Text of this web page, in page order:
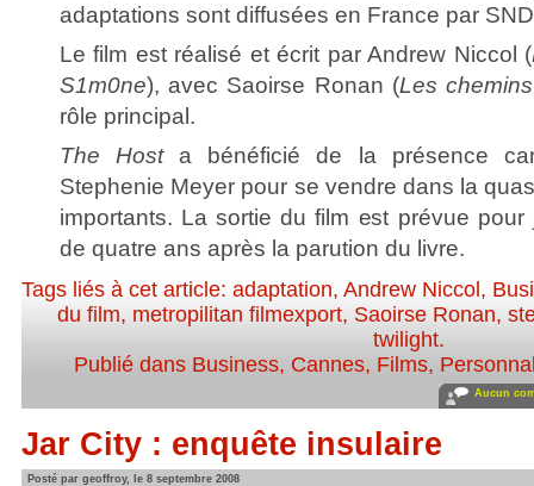
adaptations sont diffusées en France par
Le film est réalisé et écrit par Andrew Niccol (
S1m0ne), avec Saoirse Ronan (Les
rôle principal.
The Hosta bénéficié de la présence
Stephenie Meyer pour se vendre dans la
importants. La sortie du film est prévue
de quatre ans après la parution du livre.
Tags liés à cet article: adaptation, Andrew Niccol ,
du film, metropilitan filmexport, Saoirse Ronan,
twilight.
Publié dans Business, Cannes, Films,
Aucun
Jar City : enquête insulaire
Posté par geoffroy, le 8 septembre 2008